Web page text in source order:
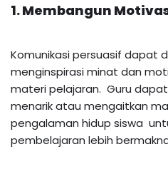
1. Membangun
Komunikasi persuasif dapat
menginspirasi minat dan
materi pelajaran. Guru
menarik atau mengaitkan
pengalaman hidup siswa
pembelajaran lebih